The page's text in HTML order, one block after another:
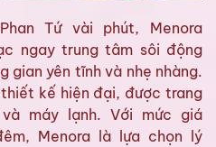
Tứ vài phút, Menora
ngay trung tâm sôi động
gian yên tĩnh và nhẹ nhàng.
kế hiện đại, được trang
máy lạnh. Với mức giá
Menora là lựa chọn lý